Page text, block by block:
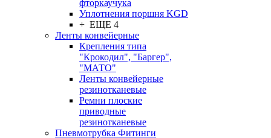
фторкаучука
Уплотнения поршня KGD
+ ЕЩЕ 4
Ленты конвейерные
Крепления типа
"Крокодил", "Баргер",
"МАТО"
Ленты конвейерные
резинотканевые
Ремни плоские
приводные
резинотканевые
Пневмотрубка Фитинги